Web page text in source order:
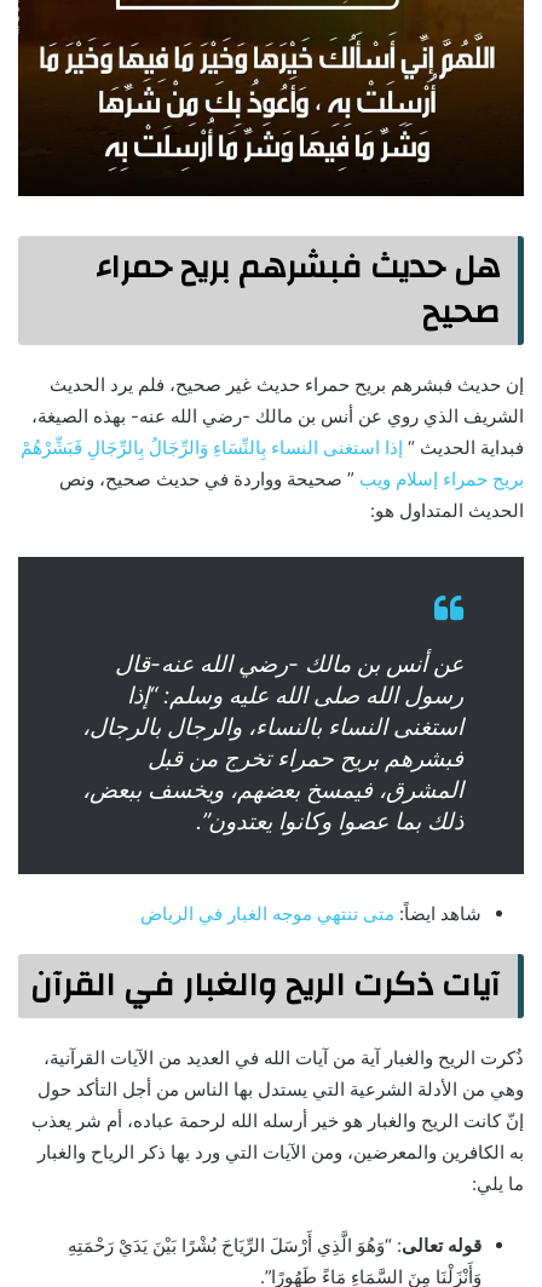
هل حديث فبشرهم بريح حمراء
صحيح
إن حديث فبشرهم بريح حمراء حديث غير صحيح، فلم يرد الحديث
الشريف الذي روي عن أنس بن مالك -رضي الله عنه- بهذه الصيغة،
فبداية الحديث “ إذا استغنى النساء بِالنِّسَاءِ وَالرِّجَالُ بِالرِّجَالِ فَبَشِّرْهُمْ
بريح حمراء إسلام ويب ” صحيحة وواردة في حديث صحيح، ونص
الحديث المتداول هو:
عن أنس بن مالك -رضي الله عنه-قال
رسول الله صلى الله عليه وسلم: “إذا
استغنى النساء بالنساء، والرجال بالرجال،
فبشرهم بريح حمراء تخرج من قبل
المشرق، فيمسخ بعضهم، ويخسف ببعض،
ذلك بما عصوا وكانوا يعتدون”.
شاهد ايضاً: متى تنتهي موجه الغبار في الرياض
آيات ذكرت الريح والغبار في القرآن
ذُكرت الريح والغبار آية من آيات الله في العديد من الآيات القرآنية،
وهي من الأدلة الشرعية التي يستدل بها الناس من أجل التأكد حول
إنّ كانت الريح والغبار هو خير أرسله الله لرحمة عباده، أم شر يعذب
به الكافرين والمعرضين، ومن الآيات التي ورد بها ذكر الرياح والغبار
ما يلي:
قوله تعالى: “وَهُوَ الَّذِي أَرْسَلَ الرِّيَاحَ بُشْرًا بَيْنَ يَدَيْ رَحْمَتِهِ
وَأَنْزَلْنَا مِنَ السَّمَاءِ مَاءً طَهُورًا”.